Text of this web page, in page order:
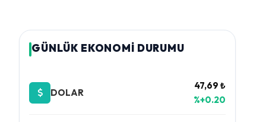
GÜNLÜK EKONOMİ DURUMU
DOLAR
47,69 ₺
%+0.20